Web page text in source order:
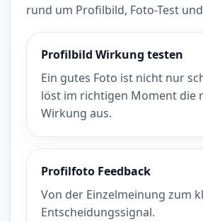
rund um Profilbild, Foto-Test
Profilbild Wirkung testen
Ein gutes Foto ist nicht nur
löst im richtigen Moment die
Wirkung aus.
Profilfoto Feedback
Von der Einzelmeinung zum
Entscheidungssignal.